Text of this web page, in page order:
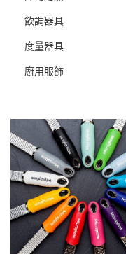
飲調器具
度量器具
廚用服飾